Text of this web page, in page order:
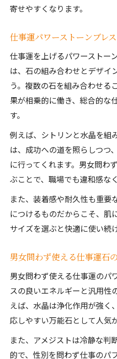
寄せやすくなります。
仕事運パワーストーンブレ
仕事運を上げるパワーストー
は、石の組み合わせとデザイ
う。複数の石を組み合わせる
果が相乗的に働き、総合的な
す。
例えば、シトリンと水晶を組
は、成功への道を照らしつつ
に行ってくれます。男女問わ
ぶことで、職場でも違和感な
また、装着感や耐久性も重要
につけるものだからこそ、肌
サイズを選ぶと快適に使い続
男女問わず使える仕事運石
男女問わず使える仕事運のパ
スの良いエネルギーと汎用性
えば、水晶は浄化作用が強く
応しやすい万能石として人気
また、アメジストは冷静な判
的で、性別を問わず仕事のパ